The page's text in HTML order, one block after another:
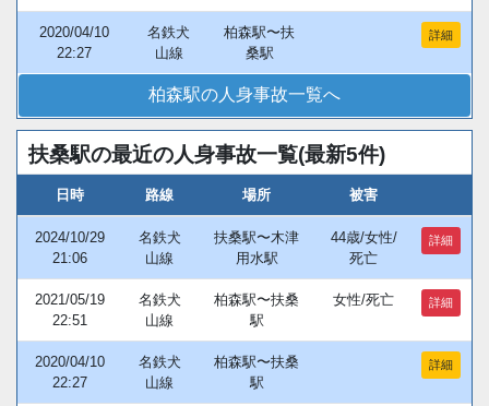
2020/04/10
22:27
名鉄犬
山線
柏森駅〜扶
桑駅
詳細
柏森駅の人身事故一覧へ
扶桑駅の最近の人身事故一覧(最新5件)
日時 路線 場所 被害
2024/10/29
21:06
名鉄犬
山線
扶桑駅〜木津
用水駅
44歳/女性/
死亡
詳細
2021/05/19
22:51
名鉄犬
山線
柏森駅〜扶桑
駅
女性/死亡 詳細
2020/04/10
22:27
名鉄犬
山線
柏森駅〜扶桑
駅
詳細